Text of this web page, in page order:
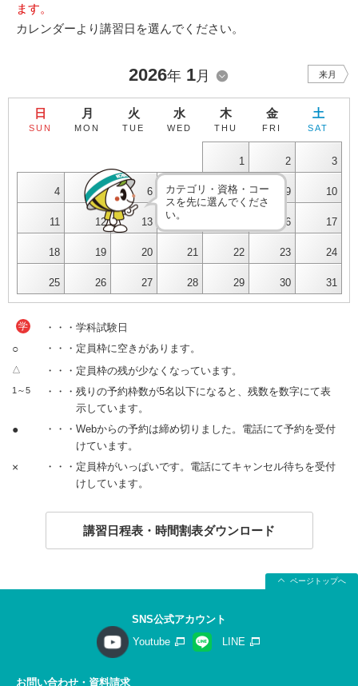
ます。
カレンダーより講習日を選んでください。
2026年 1月 来月
日
SUN
月
MON
火
TUE
水
WED
木
THU
金
FRI
土
SAT
1 2 3
4 5 6 7 8 9 10
11 12 13 16 17
18 19 20 21 22 23 24
25 26 27 28 29 30 31
カテゴリ・資格・コー
スを先に選んでくださ
い。
学 ・・・学科試験日
○ ・・・定員枠に空きがあります。
△ ・・・定員枠の残が少なくなっています。
1～5
・・・残りの予約枠数が5名以下になると、残数を数字にて表
示しています。
●
・・・Webからの予約は締め切りました。電話にて予約を受付
けています。
×
・・・定員枠がいっぱいです。電話にてキャンセル待ちを受付
けしています。
講習日程表・時間割表ダウンロード
ページトップへ
SNS公式アカウント
Youtube
LINE
お問い合わせ・資料請求